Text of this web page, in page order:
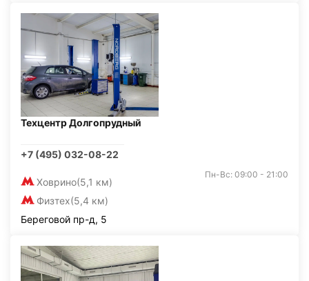
Техцентр Долгопрудный
+7 (495) 032-08-22
Ховрино(5,1 км)
Физтех(5,4 км)
Пн-Вс: 09:00 - 21:00
Береговой пр-д, 5